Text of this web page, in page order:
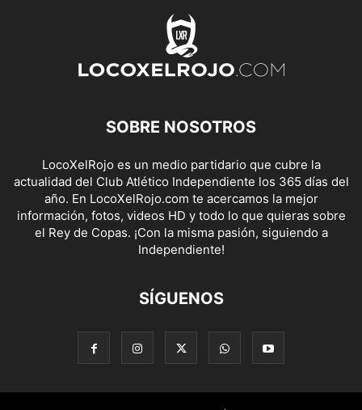
SOBRE NOSOTROS
LocoXelRojo es un medio partidario que cubre la
actualidad del Club Atlético Independiente los 365 días del
año. En LocoXelRojo.com te acercamos la mejor
información, fotos, videos HD y todo lo que quieras sobre
el Rey de Copas. ¡Con la misma pasión, siguiendo a
Independiente!
SÍGUENOS